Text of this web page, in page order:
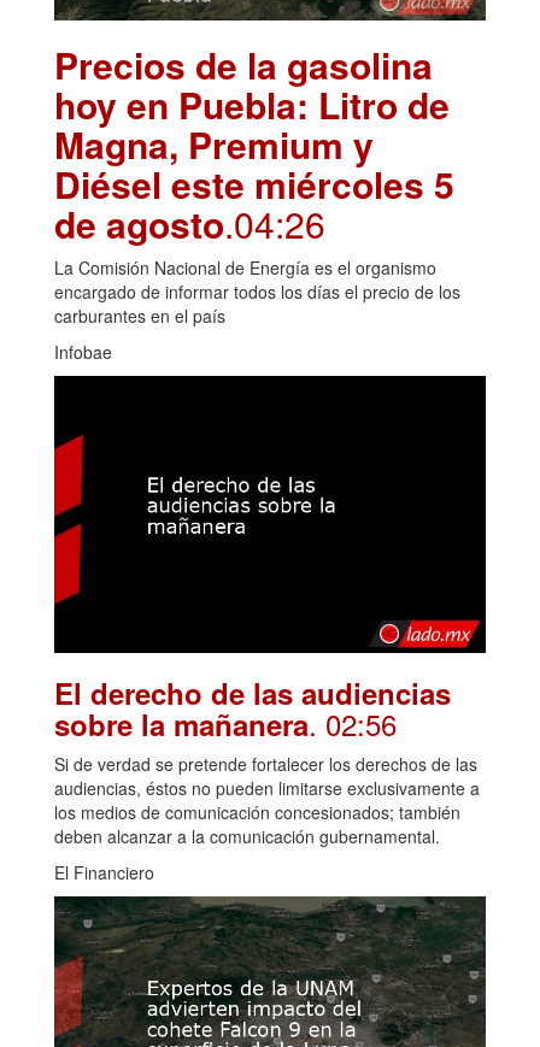
Precios de la gasolina
hoy en Puebla: Litro de
Magna, Premium y
Diésel este miércoles 5
de agosto.04:26
La Comisión Nacional de Energía es el organismo
encargado de informar todos los días el precio de los
carburantes en el país
Infobae
El derecho de las audiencias
sobre la mañanera. 02:56
Si de verdad se pretende fortalecer los derechos de las
audiencias, éstos no pueden limitarse exclusivamente a
los medios de comunicación concesionados; también
deben alcanzar a la comunicación gubernamental.
El Financiero